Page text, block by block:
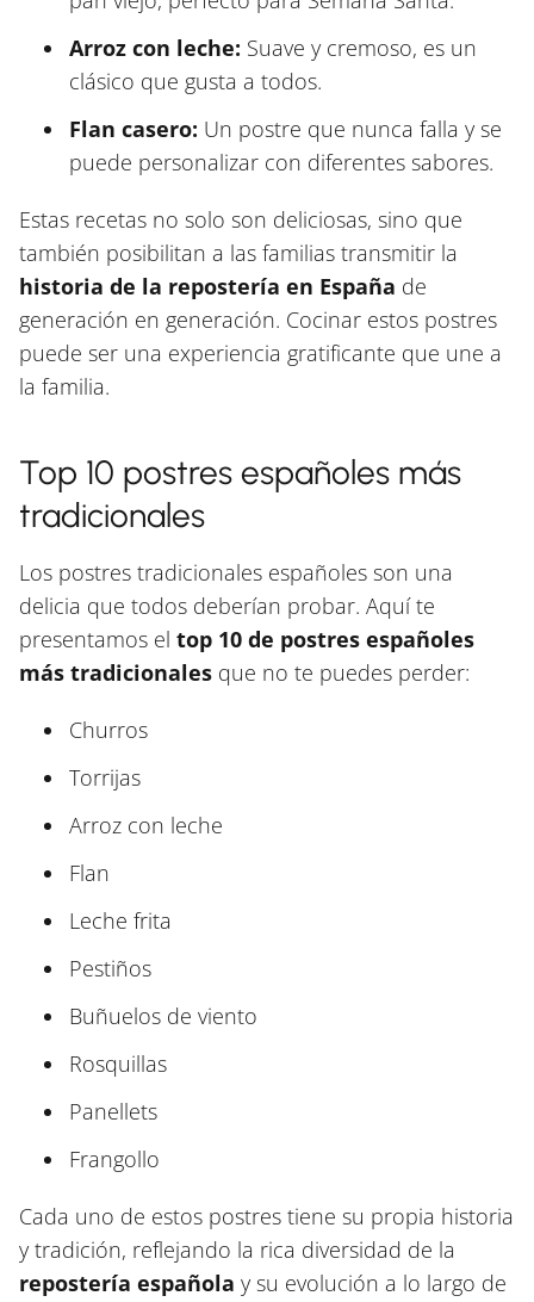
Arroz con leche: Suave y cremoso, es un
clásico que gusta a todos.
Flan casero: Un postre que nunca falla y se
puede personalizar con diferentes sabores.
Estas recetas no solo son deliciosas, sino que
también posibilitan a las familias transmitir la
historia de la repostería en España de
generación en generación. Cocinar estos postres
puede ser una experiencia gratificante que une a
la familia.
Top 10 postres españoles más
tradicionales
Los postres tradicionales españoles son una
delicia que todos deberían probar. Aquí te
presentamos el top 10 de postres españoles
más tradicionales que no te puedes perder:
Churros
Torrijas
Arroz con leche
Flan
Leche frita
Pestiños
Buñuelos de viento
Rosquillas
Panellets
Frangollo
Cada uno de estos postres tiene su propia historia
y tradición, reflejando la rica diversidad de la
repostería española y su evolución a lo largo de